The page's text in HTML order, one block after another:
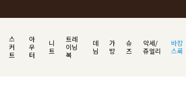
스
커
트
아
우
터
니
트
트레
이닝
복
데
님
가
방
슈
즈
악세/
쥬얼리
바캉
스룩